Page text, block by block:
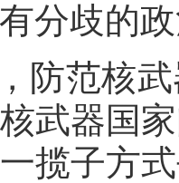
分歧的
防范核
武器国
揽子方